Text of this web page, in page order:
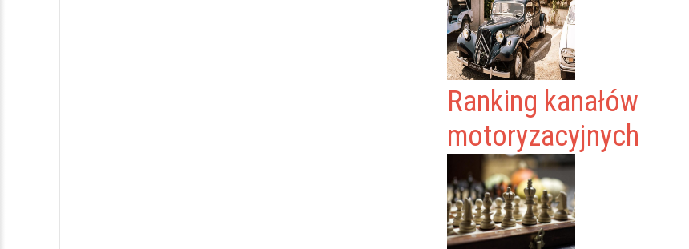
Ranking kanałów
motoryzacyjnych